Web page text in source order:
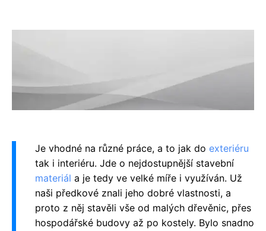
Je vhodné na různé práce, a to jak do exteriéru
tak i interiéru. Jde o nejdostupnější stavební
materiál a je tedy ve velké míře i využíván. Už
naši předkové znali jeho dobré vlastnosti, a
proto z něj stavěli vše od malých dřevěnic, přes
hospodářské budovy až po kostely. Bylo snadno